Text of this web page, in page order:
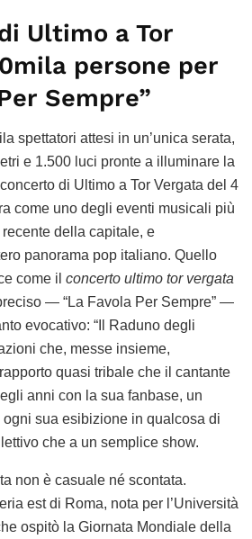
Ultimo a Tor
persone per
Sempre”
spettatori attesi in un’unica serata,
e 1.500 luci pronte a illuminare la
di Ultimo a Tor Vergata del 4
come uno degli eventi musicali più
della capitale, e
panorama pop italiano. Quello
come il concerto ultimo tor vergata
— “La Favola Per Sempre” —
evocativo: “Il Raduno degli
che, messe insieme,
quasi tribale che il cantante
anni con la sua fanbase, un
ogni sua esibizione in qualcosa di
che a un semplice show.
non è casuale né scontata.
est di Roma, nota per l’Università
ospitò la Giornata Mondiale della